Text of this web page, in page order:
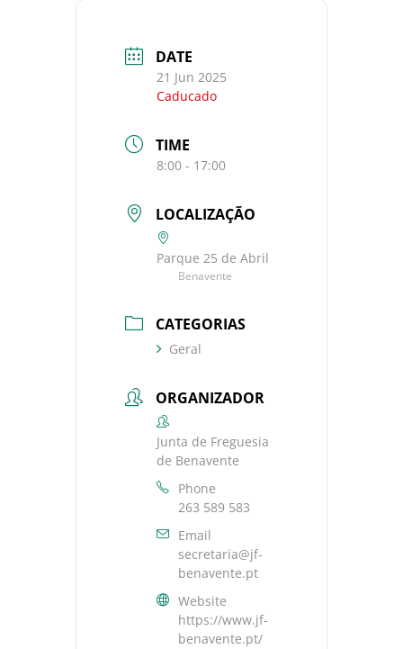
DATE
21 Jun 2025
Caducado
TIME
8:00 - 17:00
LOCALIZAÇÃO
Parque 25 de Abril
Benavente
CATEGORIAS
Geral
ORGANIZADOR
Junta de Freguesia
de Benavente
Phone
263 589 583
Email
secretaria@jf-
benavente.pt
Website
https://www.jf-
benavente.pt/